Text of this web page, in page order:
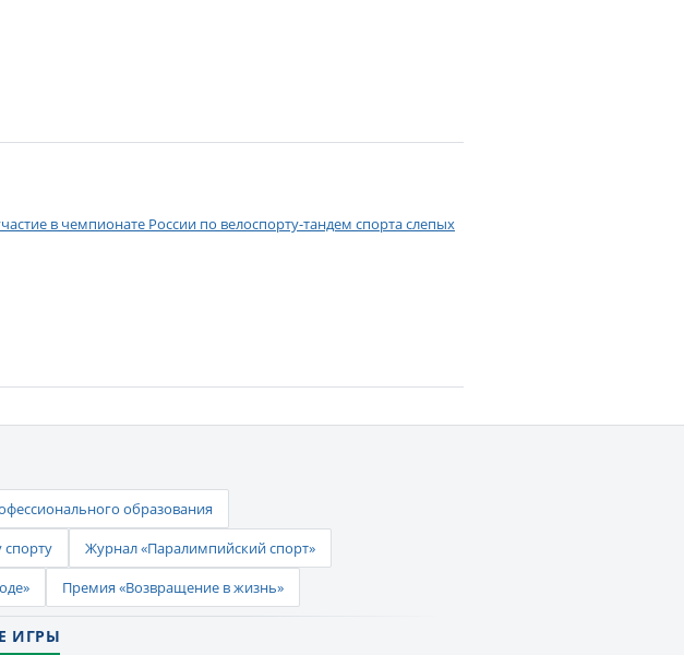
в чемпионате России по велоспорту-тандем спорта слепых
образования
Журнал «Паралимпийский спорт»
Премия «Возвращение в жизнь»
ИГРЫ